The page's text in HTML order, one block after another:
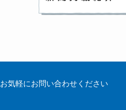
お気軽にお問い合わせください